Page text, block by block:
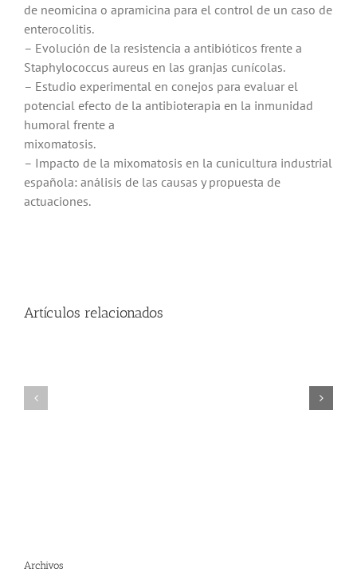
de neomicina o apramicina para el control de un caso de
enterocolitis.
– Evolución de la resistencia a antibióticos frente a
Staphylococcus aureus en las granjas cunícolas.
– Estudio experimental en conejos para evaluar el
potencial efecto de la antibioterapia en la inmunidad
humoral frente a
mixomatosis.
– Impacto de la mixomatosis en la cunicultura industrial
española: análisis de las causas y propuesta de
actuaciones.
Artículos relacionados
Archivos